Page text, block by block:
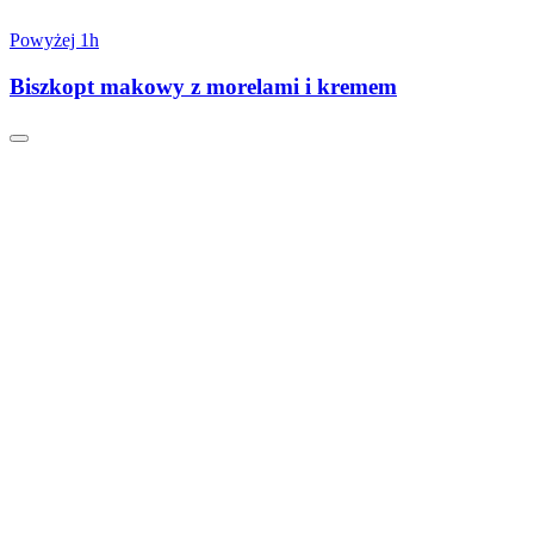
Powyżej 1h
Biszkopt makowy z morelami i kremem